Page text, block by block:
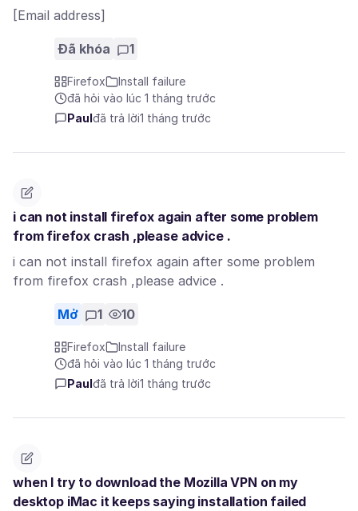
[Email address]
Đã khóa 1
Firefox
Install failure
đã hỏi vào lúc 1 tháng trước
Paul đã trả lời1 tháng trước
i can not install firefox again after some problem
from firefox crash ,please advice .
i can not install firefox again after some problem
from firefox crash ,please advice .
Mở 1 10
Firefox
Install failure
đã hỏi vào lúc 1 tháng trước
Paul đã trả lời1 tháng trước
when I try to download the Mozilla VPN on my
desktop iMac it keeps saying installation failed